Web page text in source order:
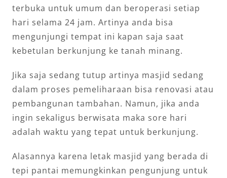
terbuka untuk umum dan beroperasi setiap
hari selama 24 jam. Artinya anda bisa
mengunjungi tempat ini kapan saja saat
kebetulan berkunjung ke tanah minang.
Jika saja sedang tutup artinya masjid sedang
dalam proses pemeliharaan bisa renovasi atau
pembangunan tambahan. Namun, jika anda
ingin sekaligus berwisata maka sore hari
adalah waktu yang tepat untuk berkunjung.
Alasannya karena letak masjid yang berada di
tepi pantai memungkinkan pengunjung untuk